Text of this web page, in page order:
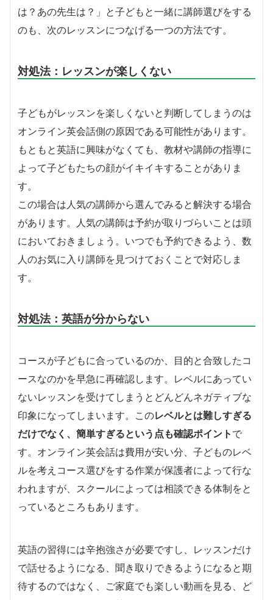
は？あの先生は？」と子どもと一緒に講師選びをする
のも、次のレッスンにつなげる一つの方法です。
対処法：レッスンが楽しくない
子どもがレッスンを楽しくないと判断してしまうのは
オンライン英会話側の原因である可能性があります。
もともと英語に興味がなくても、教材や講師の指導に
よって子どもたちの顔がイキイキすることがありま
す。
この場合は人気の講師から選んでみると解決する場合
があります。人気の講師は予約が取りづらいことは頭
においておきましょう。いつでも予約できるよう、数
人のお気に入り講師を見つけておくことで対応しま
す。
対処法：英語が分からない
コースが子どもに合っているのか、目的と合致したコ
ースなのかを早急に再確認します。レベルにあってい
ないレッスンを受けてしまうとどんどんネガティブな
印象になってしまいます。このレベルとは難しすぎる
だけでなく、簡単すぎるという点も確認ポイント で
す。オンライン英会話は費用が安い分、子どものレベ
ルを考えコース選びをする作業が保護者によって行な
われますが、スクールによっては相談できる体制をと
っているところもあります。
英語の習得には辛抱強さが必要ですし、レッスンだけ
で話せるようになる、聞き取りできるようになると期
待するのではなく、ご家庭でも楽しい動画を見る、ど